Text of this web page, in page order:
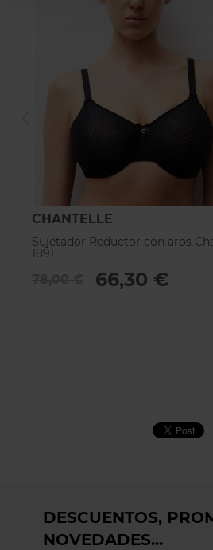
CHANTELLE
Sujetador Reductor con aros
1891
66,30 €
DESCUENTOS,
NOVEDADES...